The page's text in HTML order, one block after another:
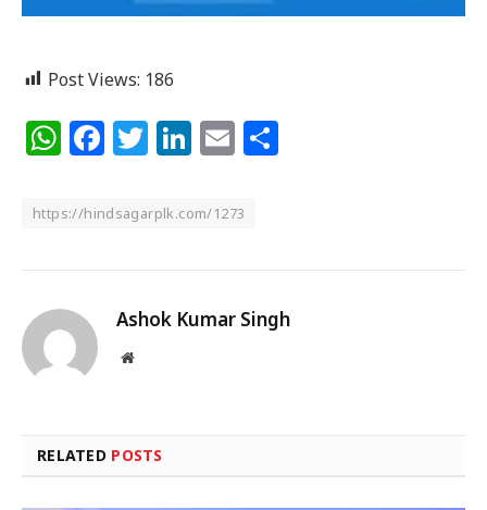
Post Views: 186
WhatsApp
Facebook
Twitter
LinkedIn
Email
https://hindsagarplk.com/1273
Ashok Kumar Singh
Website
RELATED POSTS